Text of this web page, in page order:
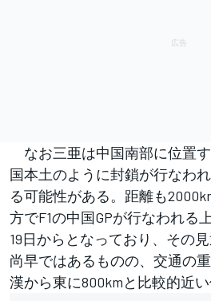
なお三亜は中国南部に位置
国本土のように封鎖が行なわ
る可能性がある。距離も
方でF1の中国GPが行なわれる
19日からとなっており、その
尚早ではあるものの、交通の
漢から東に800kmと比較的近い